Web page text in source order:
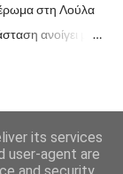
στη Λούλα
ανοίγει με
κοινωνία και
δική της
Κορυδαλλό με
ποταμός,
its services
user-agent are